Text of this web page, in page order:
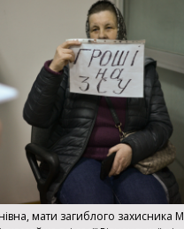
мати загиблого